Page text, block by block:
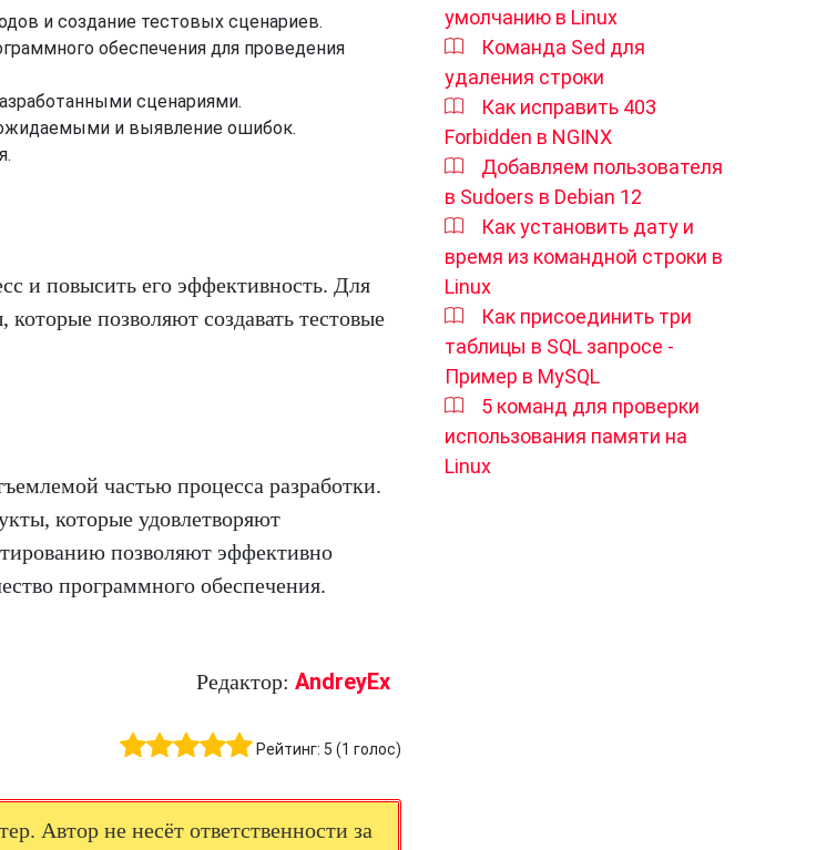
и создание тестовых сценариев.
обеспечения для проведения
сценариями.
и выявление ошибок.
и повысить его эффективность. Для
позволяют создавать тестовые
частью процесса разработки.
которые удовлетворяют
позволяют эффективно
программного обеспечения.
Редактор: AndreyEx
Рейтинг: 5 (1 голос)
Автор не несёт ответственности за
умолчанию в Linux
Команда Sed для
удаления строки
Как исправить 403
Forbidden в NGINX
Добавляем пользователя
в Sudoers в Debian 12
Как установить дату и
время из командной строки в
Linux
Как присоединить три
таблицы в SQL запросе -
Пример в MySQL
5 команд для проверки
использования памяти на
Linux